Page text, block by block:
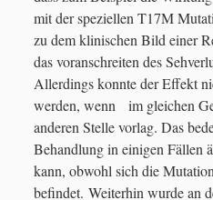
mit der speziellen T17M
zu dem klinischen Bild einer
das voranschreiten des
Allerdings konnte der Effekt
werden, wenn im gleichen
anderen Stelle vorlag. Das
Behandlung in einigen Fällen
kann, obwohl sich die
befindet. Weiterhin wurde an